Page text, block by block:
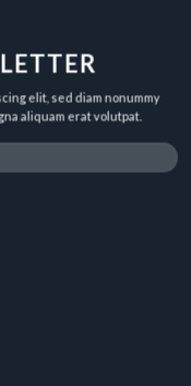
elit, sed diam nonummy
aliquam erat volutpat.